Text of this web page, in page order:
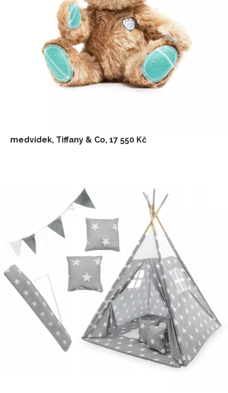
medvídek, Tiffany & Co, 17 550 Kč